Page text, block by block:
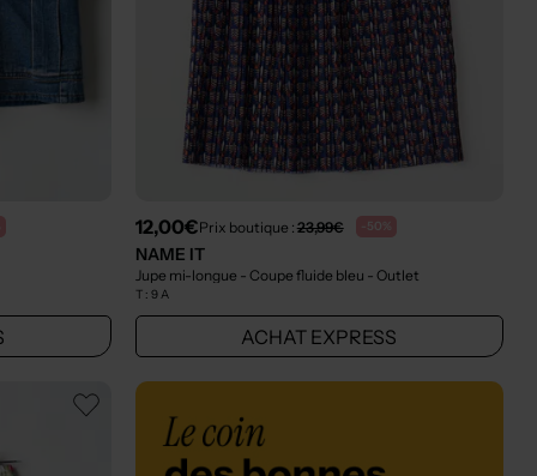
12,00€Prix boutique : 23,99€ -50%
NAME IT
Jupe mi-longue - Coupe fluide bleu - Outlet
T : 9 A
ACHAT EXPRESS